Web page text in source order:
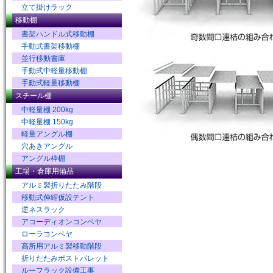
立て掛けラック
移動棚
書架ハンドル式移動棚
手動式書架移動棚
並行移動書庫
手動式中軽量移動棚
手動式軽量移動棚
スチール棚
中軽量棚 200kg
中軽量棚 150kg
軽量アングル棚
穴あきアングル
アングル枠棚
工場・倉庫用備品
アルミ製折りたたみ階段
移動式伸縮仮設テント
逆ネスラック
アコーディオンコンベヤ
ローラコンベヤ
高所用アルミ製移動階段
折りたたみポストパレット
ルーフラック設備工事